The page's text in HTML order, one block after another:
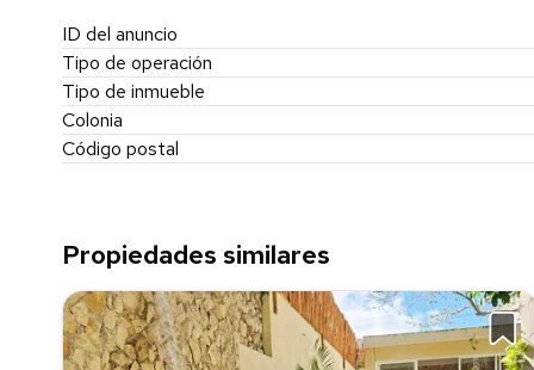
-Apartado con $20,000.00
*Cambias sin previo aviso*
ID del anuncio
Tipo de operación
Tipo de inmueble
Colonia
Código postal
Propiedades similares